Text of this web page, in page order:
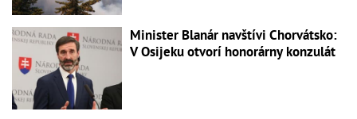
Minister Blanár navštívi Chorvátsko:
V Osijeku otvorí honorárny konzulát